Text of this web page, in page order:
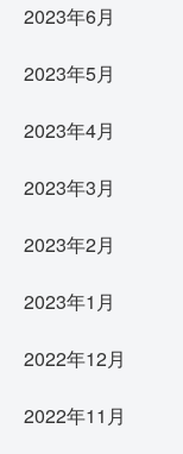
2023年6月
2023年5月
2023年4月
2023年3月
2023年2月
2023年1月
2022年12月
2022年11月